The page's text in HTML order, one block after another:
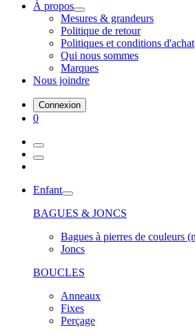
À propos
Mesures & grandeurs
Politique de retour
Politiques et conditions d'achat
Qui nous sommes
Marques
Nous joindre
Connexion
0
Enfant
BAGUES & JONCS
Bagues à pierres de couleurs
Joncs
BOUCLES
Anneaux
Fixes
Perçage